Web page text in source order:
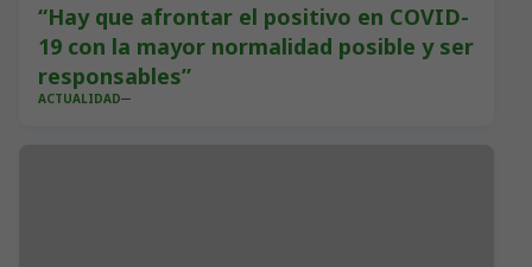
“Hay que afrontar el positivo en COVID-
19 con la mayor normalidad posible y ser
responsables”
ACTUALIDAD